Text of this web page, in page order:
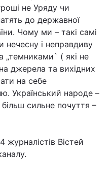
Політика
Світ
Наука
Лайт
Інциденти
Погода
не Уряду чи
до державної
Чому ми – такі самі
нечесну і неправдиву
„темниками` ( які не
джерела та вихідних
на себе
Український народе –
сильне почуття –
журналістів Вістей